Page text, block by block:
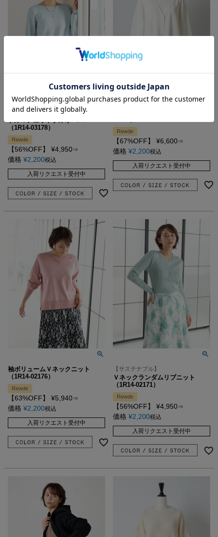
【サステナブル】
（1R14-03178）
Rewde
【56%OFF】 ¥4,950⇒
価格 ¥2,200税込
入荷リクエスト受付中
Rewde
【67%OFF】 ¥6,600⇒
価格 ¥2,200税込
入荷リクエスト受付中
袖ボリュームＶネックニット
（1R14-02176）
Rewde
【63%OFF】 ¥5,940⇒
価格 ¥2,200税込
入荷リクエスト受付中
【サステナブル】
Ｖネックランダムリブニット
（1R14-02171）
Rewde
【56%OFF】 ¥4,950⇒
価格 ¥2,200税込
入荷リクエスト受付中